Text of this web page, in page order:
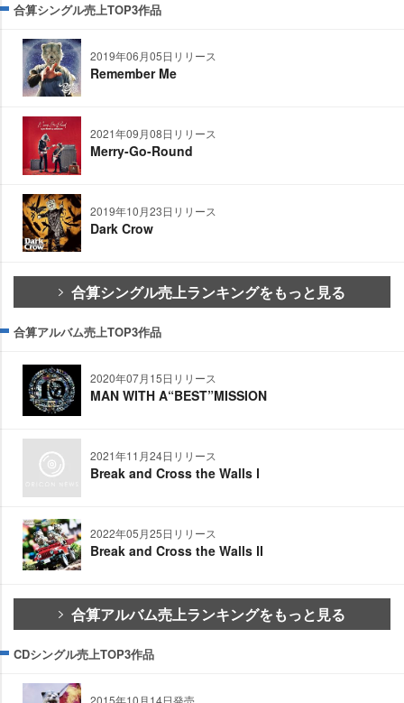
合算シングル売上TOP3作品
2019年06月05日リリース
Remember Me
2021年09月08日リリース
Merry-Go-Round
2019年10月23日リリース
Dark Crow
合算シングル売上ランキングをもっと見る
合算アルバム売上TOP3作品
2020年07月15日リリース
MAN WITH A“BEST”MISSION
2021年11月24日リリース
Break and Cross the Walls Ⅰ
2022年05月25日リリース
Break and Cross the Walls Ⅱ
合算アルバム売上ランキングをもっと見る
CDシングル売上TOP3作品
2015年10月14日発売